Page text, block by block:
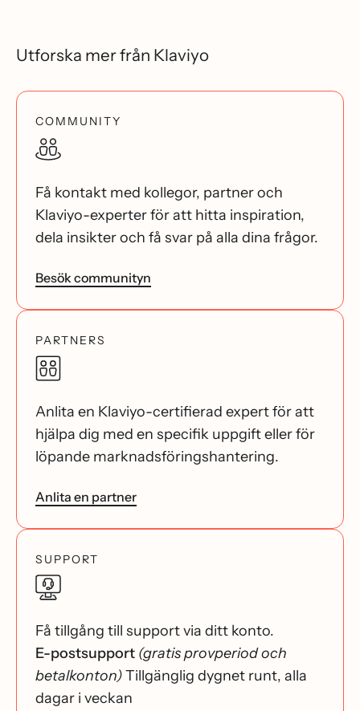
Utforska mer från Klaviyo
COMMUNITY
Få kontakt med kollegor, partner och
Klaviyo-experter för att hitta inspiration,
dela insikter och få svar på alla dina frågor.
Besök communityn
PARTNERS
Anlita en Klaviyo-certifierad expert för att
hjälpa dig med en specifik uppgift eller för
löpande marknadsföringshantering.
Anlita en partner
SUPPORT
Få tillgång till support via ditt konto.
E-postsupport (gratis provperiod och
betalkonton)Tillgänglig dygnet runt, alla
dagar i veckan